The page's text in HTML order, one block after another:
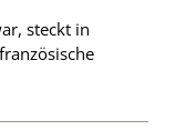
steckt in